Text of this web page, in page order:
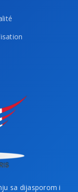
sa dijasporom i